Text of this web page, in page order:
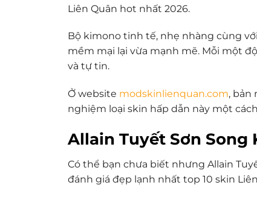
Liên Quân hot nhất 2026.
Bộ kimono tinh tế, nhẹ nhàng cùng
mềm mại lại vừa mạnh mẽ. Mỗi một
và tự tin.
Ở website modskinlienquan.com, bản
nghiệm loại skin hấp dẫn này một
Allain Tuyết Sơn Song
Có thể bạn chưa biết nhưng Allain
đánh giá đẹp lạnh nhất top 10 skin